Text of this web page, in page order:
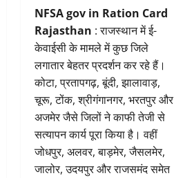
NFSA gov in Ration Card
Rajasthan : राजस्थान में ई-
केवाईसी के मामले में कुछ जिले
लगातार बेहतर प्रदर्शन कर रहे हैं।
कोटा, प्रतापगढ़, बूंदी, झालावाड़,
चूरू, टोंक, श्रीगंगानगर, भरतपुर और
अजमेर जैसे जिलों ने काफी तेजी से
सत्यापन कार्य पूरा किया है। वहीं
जोधपुर, अलवर, बाड़मेर, जैसलमेर,
जालोर, उदयपुर और राजसमंद समेत